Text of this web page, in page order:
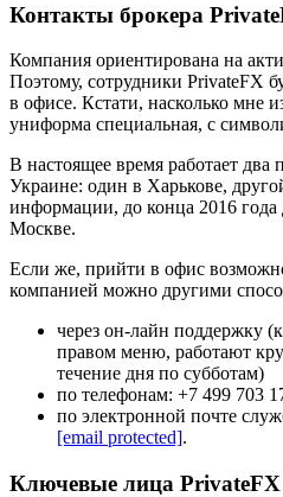
Контакты брокера
Компания ориентирована на
Поэтому, сотрудники PrivateFX
в офисе. Кстати, насколько мне
униформа специальная, с
В настоящее время работает два
Украине: один в Харькове,
информации, до конца 2016
Москве.
Если же, прийти в офис
компанией можно другими
через он-лайн поддержку
правом меню, работают
течение дня по субботам)
по телефонам: +7 499 703
по электронной почте
[email protected].
Ключевые лица PrivateFX